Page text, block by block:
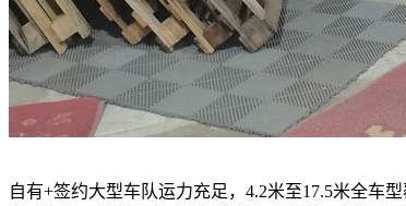
自有+签约大型车队运力充足，4.2米至17.5米全车